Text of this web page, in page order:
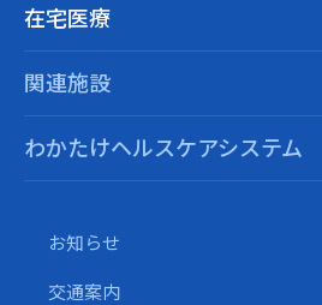
在宅医療
関連施設
わかたけヘルスケアシステム
お知らせ
交通案内